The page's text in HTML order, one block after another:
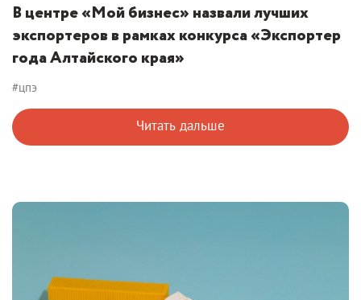
В центре «Мой бизнес» назвали лучших
экспортеров в рамках конкурса «Экспортер
года Алтайского края»
#цпэ
Читать дальше